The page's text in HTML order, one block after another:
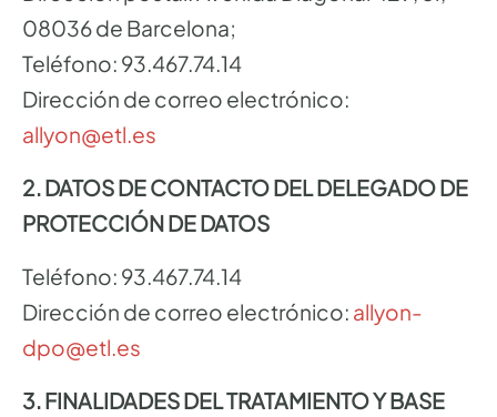
08036 de Barcelona;
Teléfono: 93.467.74.14
Dirección de correo electrónico:
allyon@etl.es
2. DATOS DE CONTACTO DEL DELEGADO DE
PROTECCIÓN DE DATOS
Teléfono: 93.467.74.14
Dirección de correo electrónico: allyon-
dpo@etl.es
3. FINALIDADES DEL TRATAMIENTO Y BASE